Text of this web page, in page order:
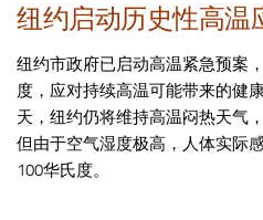
纽约启动历史性高温
纽约市政府已启动高温紧急预案
度，应对持续高温可能带来的健
天，纽约仍将维持高温闷热天气
但由于空气湿度极高，人体实际
100华氏度。